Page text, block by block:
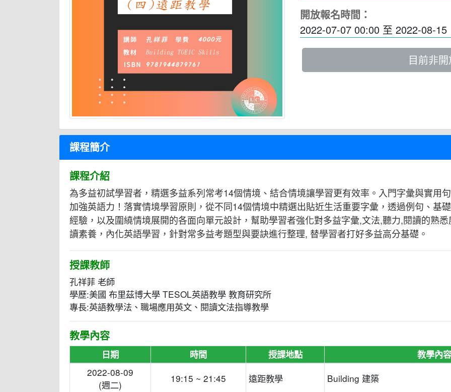
開放報名時間：
2022-07-07 00:00 至 2022-08-15
目前非
課程簡介
課程介紹
為多益初試學習者，精選多益系列常考14個情境、結合情境讓學習更有效率。入門字彙與實用
加強英語力！落實情境學習原則，從不同14個情境中精選出貼近生活重要字彙，透過例句、基
經驗，以及圍繞情境展開的各面向單元設計，幫助學習者強化對多益字彙,文法,聽力,閱讀的熟
讀素養，內化英語學習，針對常多益考題型與要訣進行整理, 替學習者打好多益高分基礎。
授課教師
孔祥菲 老師
學歷:美國 布里茲博大學 TESOL英語教學 教育研究所
專長:英語教學法、職場應用英文、閱讀文法指導教學
教學內容
日期 時間 授課地點 教學內容
2022-08-09
(週二)
19:15 ~ 21:45 遠距教學
Building 建築